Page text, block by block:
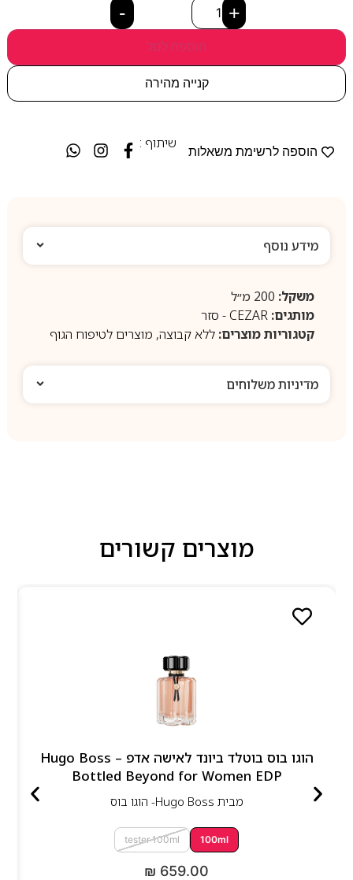
- +
הוספה לסל
קנייה מהירה
הוספה לרשימת משאלות
שיתוף :
מידע נוסף
משקל:200 מ״ל
מותגים: CEZAR - סזר
קטגוריות מוצרים: ללא קבוצה, מוצרים לטיפוח הגוף
מדיניות משלוחים
מוצרים קשורים
הוגו בוס בוטלד ביונד לאישה אדפ – Hugo Boss
Bottled Beyond for Women EDP
מבית Hugo Boss- הוגו בוס
100ml
tester 100ml
₪ 659.00